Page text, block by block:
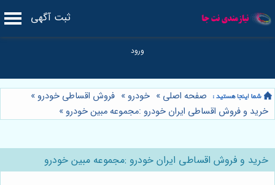
ثبت آگهی
صفحه اصلی » خودرو » فروش اقساطی خودرو »
خرید و فروش اقساطی ایران خودرو :مجموعه مبین خودرو »
خرید و فروش اقساطی ایران خودرو :مجموعه مبین خودرو